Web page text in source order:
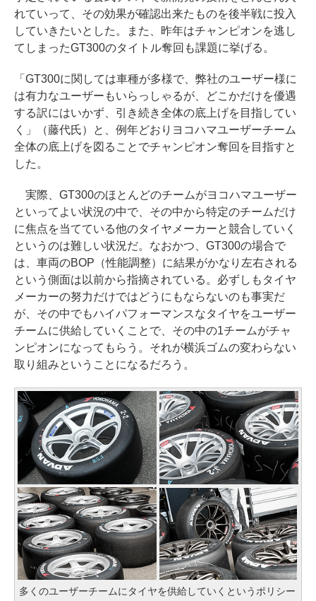
れていって、その効果が確認出来たものを後半戦に投入
していきたいとした。また、昨年はチャンピオンを逃し
てしまったGT300のタイトル奪回も課題に挙げる。
「GT300に関しては車種が多様で、弊社のユーザー様に
は有力なユーザーもいらっしゃるが、どこかだけを優遇
する訳にはいかず、引き続き全体の底上げを目指してい
く」（藤代氏）と、例年どおりヨコハマユーザーチーム
全体の底上げを図ることでチャンピオン奪回を目指すと
した。
実際、GT300のほとんどのチームがヨコハマユーザー
といってよい状況の中で、その中から特定のチームだけ
に焦点を当てている他のタイヤメーカーと競合していく
というのは難しい状況だ。なおかつ、GT300の場合で
は、車両のBOP（性能調整）に結果がかなり左右される
という側面は以前から指摘されている。必ずしもタイヤ
メーカーの努力だけではどうにもならないのも事実だ
が、その中でもハイパフォーマンスなタイヤをユーザー
チームに供給していくことで、その中の1チームがチャ
ンピオンになってもらう。それが横浜ゴムの変わらない
取り組みということになるだろう。
多くのユーザーチームにタイヤを供給していくというポリシー